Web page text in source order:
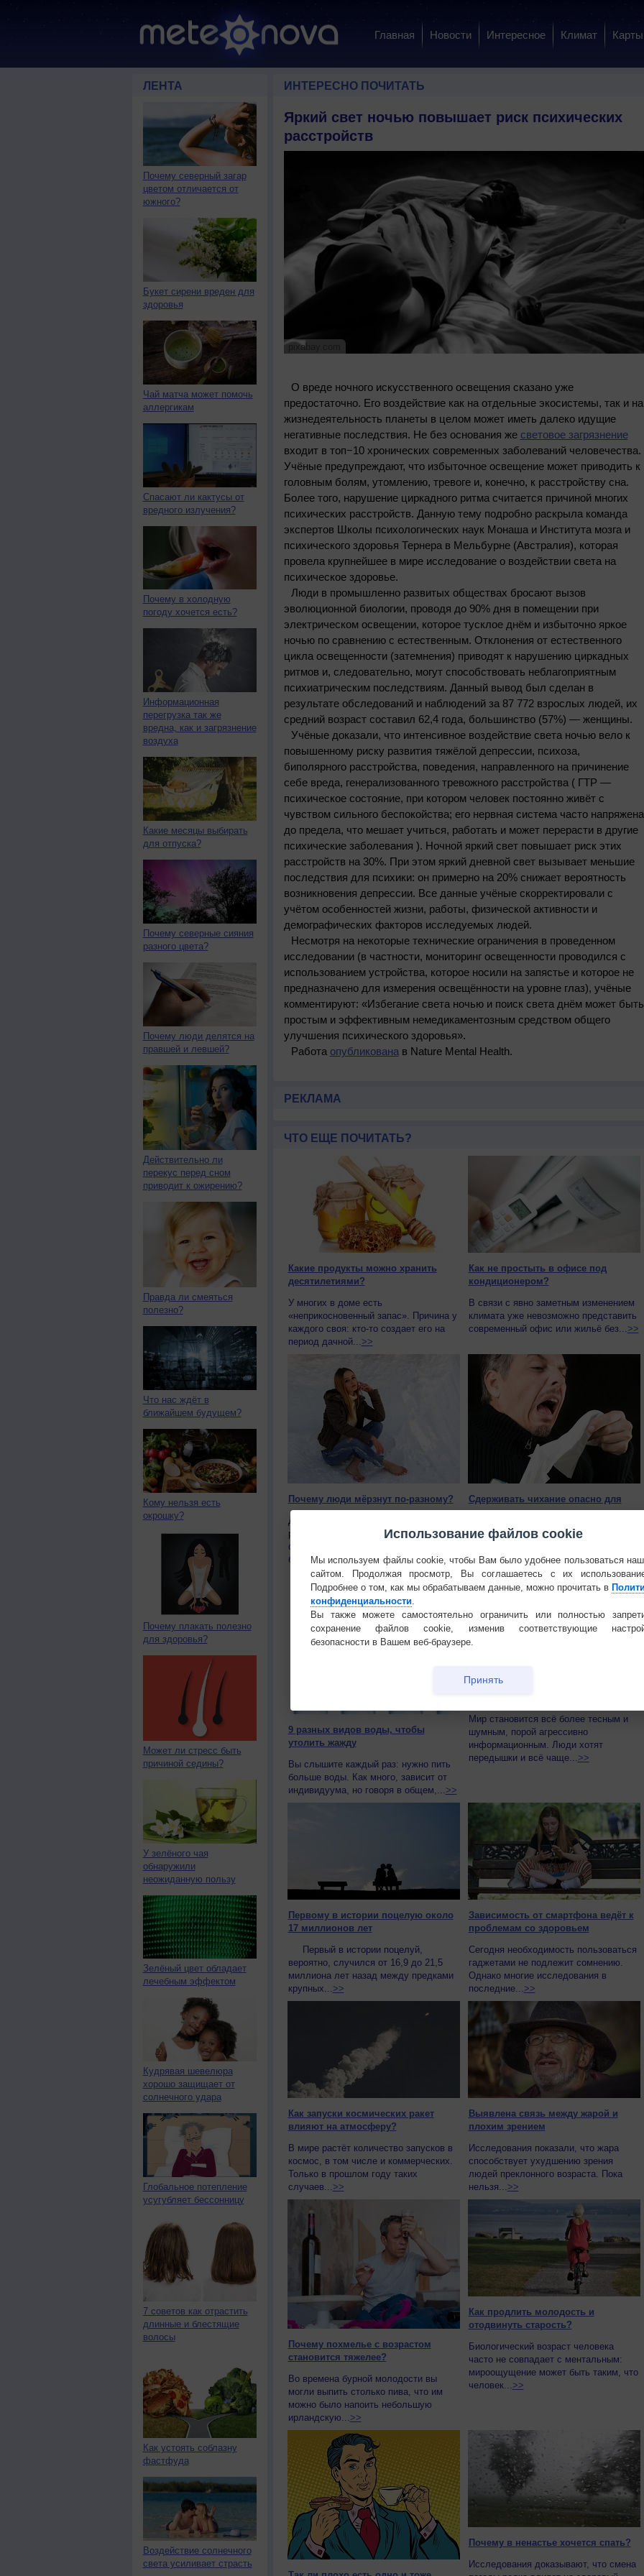
Главная Новости Интересное Климат Карты
ЛЕНТА
Почему северный загар
цветом отличается от
южного?
Букет сирени вреден для
здоровья
Чай матча может помочь
аллергикам
Спасают ли кактусы от
вредного излучения?
Почему в холодную
погоду хочется есть?
Информационная
перегрузка так же
вредна, как и загрязнение
воздуха
Какие месяцы выбирать
для отпуска?
Почему северные сияния
разного цвета?
Почему люди делятся на
правшей и левшей?
Действительно ли
перекус перед сном
приводит к ожирению?
Правда ли смеяться
полезно?
Что нас ждёт в
ближайшем будущем?
Кому нельзя есть
окрошку?
Почему плакать полезно
для здоровья?
Может ли стресс быть
причиной седины?
У зелёного чая
обнаружили
неожиданную пользу
Зелёный цвет обладает
лечебным эффектом
Кудрявая шевелюра
хорошо защищает от
солнечного удара
Глобальное потепление
усугубляет бессонницу
7 советов как отрастить
длинные и блестящие
волосы
Как устоять соблазну
фастфуда
Воздействие солнечного
света усиливает страсть
ИНТЕРЕСНО ПОЧИТАТЬ
Яркий свет ночью повышает риск психических
расстройств
pixabay.com
О вреде ночного искусственного освещения сказано уже
предостаточно. Его воздействие как на отдельные экосистемы, так и на
жизнедеятельность планеты в целом может иметь далеко идущие
негативные последствия. Не без основания же световое загрязнение
входит в топ−10 хронических современных заболеваний человечества.
Учёные предупреждают, что избыточное освещение может приводить к
головным болям, утомлению, тревоге и, конечно, к расстройству сна.
Более того, нарушение циркадного ритма считается причиной многих
психических расстройств. Данную тему подробно раскрыла команда
экспертов Школы психологических наук Монаша и Института мозга и
психического здоровья Тернера в Мельбурне (Австралия), которая
провела крупнейшее в мире исследование о воздействии света на
психическое здоровье.
Люди в промышленно развитых обществах бросают вызов
эволюционной биологии, проводя до 90% дня в помещении при
электрическом освещении, которое тусклое днём и избыточно яркое
ночью по сравнению с естественным. Отклонения от естественного
цикла освещенности (затемнения) приводят к нарушению циркадных
ритмов и, следовательно, могут способствовать неблагоприятным
психиатрическим последствиям. Данный вывод был сделан в
результате обследований и наблюдений за 87 772 взрослых людей, их
средний возраст составил 62,4 года, большинство (57%) — женщины.
Учёные доказали, что интенсивное воздействие света ночью вело к
повышенному риску развития тяжёлой депрессии, психоза,
биполярного расстройства, поведения, направленного на причинение
себе вреда, генерализованного тревожного расстройства ( ГТР —
психическое состояние, при котором человек постоянно живёт с
чувством сильного беспокойства; его нервная система часто напряжена
до предела, что мешает учиться, работать и может перерасти в другие
психические заболевания ). Ночной яркий свет повышает риск этих
расстройств на 30%. При этом яркий дневной свет вызывает меньшие
последствия для психики: он примерно на 20% снижает вероятность
возникновения депрессии. Все данные учёные скорректировали с
учётом особенностей жизни, работы, физической активности и
демографических факторов исследуемых людей.
Несмотря на некоторые технические ограничения в проведенном
исследовании (в частности, мониторинг освещенности проводился с
использованием устройства, которое носили на запястье и которое не
предназначено для измерения освещённости на уровне глаз), учёные
комментируют: «Избегание света ночью и поиск света днём может быть
простым и эффективным немедикаментозным средством общего
улучшения психического здоровья».
Работа опубликована в Nature Mental Health.
РЕКЛАМА
ЧТО ЕЩЕ ПОЧИТАТЬ?
Какие продукты можно хранить
десятилетиями?
У многих в доме есть
«неприкосновенный запас». Причина у
каждого своя: кто-то создает его на
период дачной...>>
Как не простыть в офисе под
кондиционером?
В связи с явно заметным изменением
климата уже невозможно представить
современный офис или жильё без...>>
Почему люди мёрзнут по-разному?
Давно подмечено, что люди по-
разному реагируют на холод: в
одинаковых условиях кто-то
буквально дрожит от...>>
Сдерживать чихание опасно для
здоровья
Если ознакомиться с некоторыми
посвященными проблемам чихания, то
вы удивитесь...>>
9 разных видов воды, чтобы
утолить жажду
Вы слышите каждый раз: нужно пить
больше воды. Как много, зависит от
индивидуума, но говоря в общем,...>>
Мир становится всё более тесным и
шумным, порой агрессивно
информационным. Люди хотят
передышки и всё чаще...>>
Первому в истории поцелую около
17 миллионов лет
Первый в истории поцелуй,
вероятно, случился от 16,9 до 21,5
миллиона лет назад между предками
крупных...>>
Зависимость от смартфона ведёт к
проблемам со здоровьем
Сегодня необходимость пользоваться
гаджетами не подлежит сомнению.
Однако многие исследования в
последние...>>
Как запуски космических ракет
влияют на атмосферу?
В мире растёт количество запусков в
космос, в том числе и коммерческих.
Только в прошлом году таких
случаев...>>
Выявлена связь между жарой и
плохим зрением
Исследования показали, что жара
способствует ухудшению зрения
людей преклонного возраста. Пока
нельзя...>>
Почему похмелье с возрастом
становится тяжелее?
Во времена бурной молодости вы
могли выпить столько пива, что им
можно было напоить небольшую
ирландскую...>>
Как продлить молодость и
отодвинуть старость?
Биологический возраст человека
часто не совпадает с ментальным:
мироощущение может быть таким, что
человек...>>
Почему в ненастье хочется спать?
Исследования доказывают, что смена
Использование файлов cookie
Мы используем файлы cookie, чтобы Вам было удобнее пользоваться
сайтом. Продолжая просмотр, Вы соглашаетесь с их
Подробнее о том, как мы обрабатываем данные, можно прочитать в
конфиденциальности
Вы также можете самостоятельно ограничить или полностью
сохранение файлов cookie, изменив соответствующие
безопасности в Вашем веб-браузере.
Принять